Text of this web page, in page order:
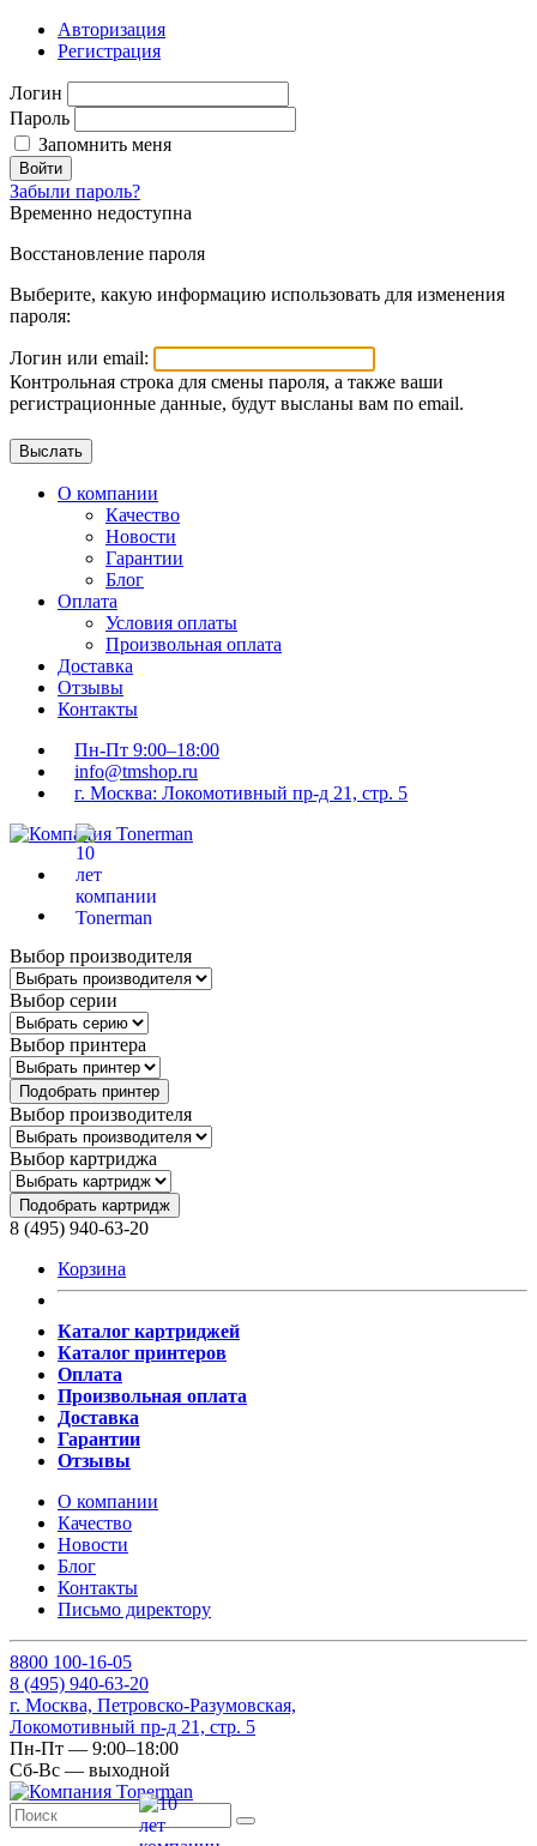
Авторизация
Регистрация
Логин
Пароль
Запомнить меня
Войти
Забыли пароль?
Временно недоступна
Восстановление пароля
Выберите, какую информацию использовать для изменения
пароля:
Логин или email:
Контрольная строка для смены пароля, а также ваши
регистрационные данные, будут высланы вам по email.
О компании
Качество
Новости
Гарантии
Блог
Оплата
Условия оплаты
Произвольная оплата
Доставка
Отзывы
Контакты
Пн-Пт 9:00–18:00
info@tmshop.ru
г. Москва: Локомотивный пр-д 21, стр. 5
Выбор производителя
Выбор серии
Выбор принтера
Подобрать принтер
Выбор производителя
Выбор картриджа
Подобрать картридж
8 (495) 940-63-20
Корзина
Каталог картриджей
Каталог принтеров
Оплата
Произвольная оплата
Доставка
Гарантии
Отзывы
О компании
Качество
Новости
Блог
Контакты
Письмо директору
8800 100-16-05
8 (495) 940-63-20
г. Москва, Петровско-Разумовская,
Локомотивный пр-д 21, стр. 5
Пн-Пт — 9:00–18:00
Сб-Вс — выходной